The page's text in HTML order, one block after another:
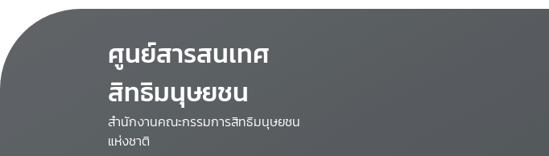
ศูนย์สารสนเทศ
สิทธิมนุษยชน
สำนักงานคณะกรรมการสิทธิมนุษยชน
แห่งชาติ